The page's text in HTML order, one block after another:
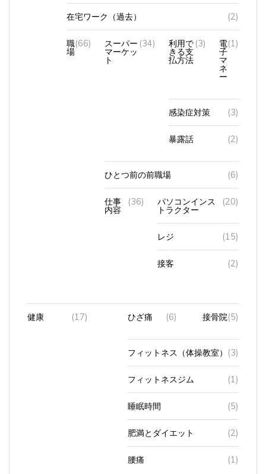
在宅ワーク（過去） (2)
職
場
(66) スーパー
マーケッ
ト
(34) 利用で
きる支
払方法
(3) 電
子
マ
ネ
ー
(1)
感染症対策 (3)
暴露話 (2)
ひとつ前の前職場 (6)
仕事
内容
(36) パソコンインス
トラクター
(20)
レジ (15)
接客 (2)
健康 (17) ひざ痛 (6) 接骨院(5)
フィットネス（体操教室） (3)
フィットネスジム (1)
睡眠時間 (5)
肥満とダイエット (2)
腰痛 (1)